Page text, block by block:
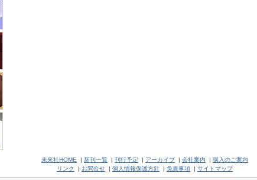
未來社HOME | 新刊一覧 | 刊行予定 | アーカイブ | 会社案内 | 購入のご案内
リンク
| お問合せ | 個人情報保護方針 | 免責事項 | サイトマップ